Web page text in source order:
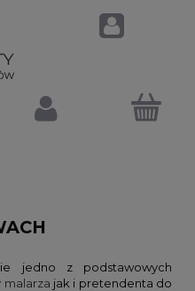
jedno z podstawowych
malarza jak i pretendenta do